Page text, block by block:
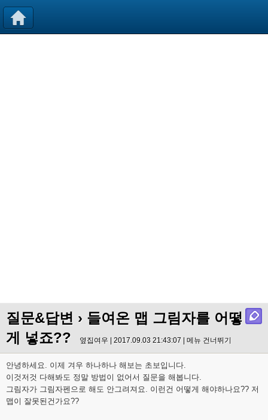
질문&답변 › 들여온 맵 그림자를 어떻
게 넣죠??
옆집여우 | 2017.09.03 21:43:07 | 메뉴 건너뛰기
안녕하세요. 이제 겨우 하나하나 해보는 초보입니다.
이것저것 다해봐도 정말 방법이 없어서 질문을 해봅니다.
그림자가 그림자펜으로 해도 안그려져요. 이런건 어떻게 해야하나요?? 저
맵이 잘못된건가요??